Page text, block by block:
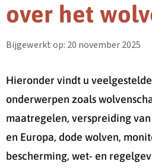
over het
Bijgewerkt op: 20 november 2025
Hieronder vindt u
onderwerpen zoals
maatregelen, verspreiding
en Europa, dode wolven,
bescherming, wet- en